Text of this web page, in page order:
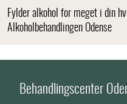
Fylder alkohol for meget i din
Alkoholbehandlingen Odense
Behandlingscenter